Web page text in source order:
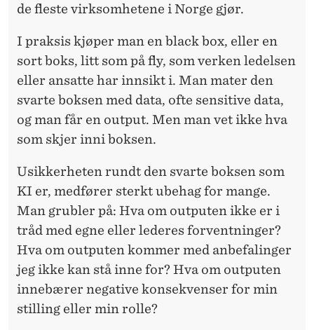
de fleste virksomhetene i Norge gjør.
I praksis kjøper man en black box, eller en
sort boks, litt som på fly, som verken ledelsen
eller ansatte har innsikt i. Man mater den
svarte boksen med data, ofte sensitive data,
og man får en output. Men man vet ikke hva
som skjer inni boksen.
Usikkerheten rundt den svarte boksen som
KI er, medfører sterkt ubehag for mange.
Man grubler på: Hva om outputen ikke er i
tråd med egne eller lederes forventninger?
Hva om outputen kommer med anbefalinger
jeg ikke kan stå inne for? Hva om outputen
innebærer negative konsekvenser for min
stilling eller min rolle?